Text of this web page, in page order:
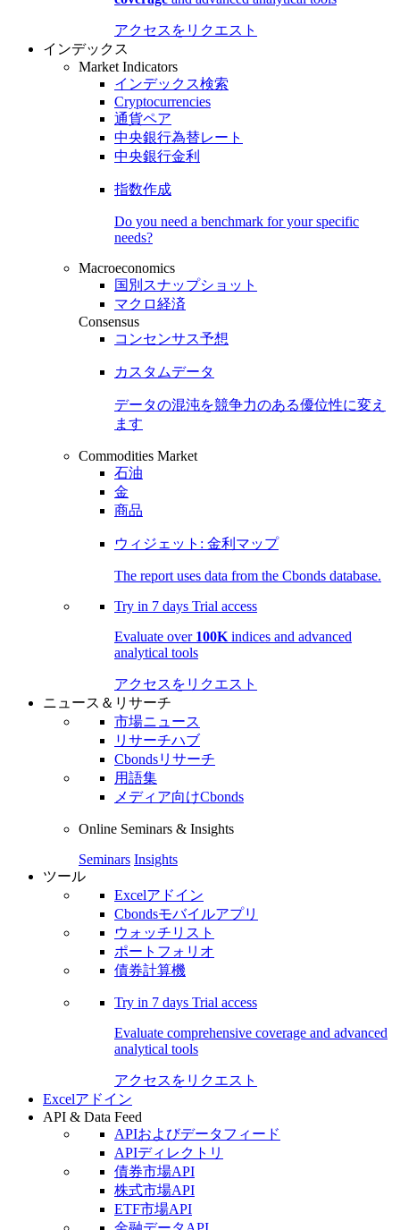
アクセスをリクエスト
インデックス
Market Indicators
インデックス検索
Cryptocurrencies
通貨ペア
中央銀行為替レート
中央銀行金利
指数作成
Do you need a benchmark for your specific
needs?
Macroeconomics
国別スナップショット
マクロ経済
Consensus
コンセンサス予想
カスタムデータ
データの混沌を競争力のある優位性に変え
ます
Commodities Market
石油
金
商品
ウィジェット: 金利マップ
The report uses data from the Cbonds database.
Try in 7 days Trial access
Evaluate over 100K indices and advanced
analytical tools
アクセスをリクエスト
ニュース＆リサーチ
市場ニュース
リサーチハブ
Cbondsリサーチ
用語集
メディア向けCbonds
Online Seminars & Insights
Seminars Insights
ツール
Excelアドイン
Cbondsモバイルアプリ
ウォッチリスト
ポートフォリオ
債券計算機
Try in 7 days Trial access
Evaluate comprehensive coverage and advanced
analytical tools
アクセスをリクエスト
Excelアドイン
API & Data Feed
APIおよびデータフィード
APIディレクトリ
債券市場API
株式市場API
ETF市場API